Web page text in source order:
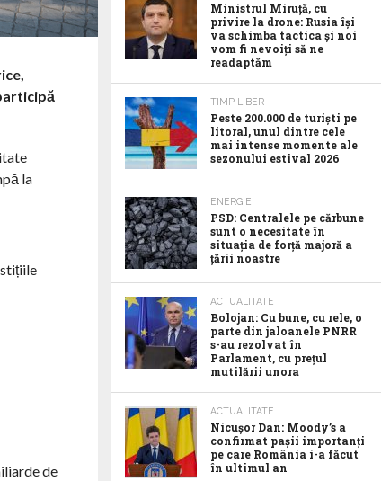
la
de
Ministrul Miruță, cu
privire la drone: Rusia își
va schimba tactica și noi
vom fi nevoiți să ne
readaptăm
TIMP LIBER
Peste 200.000 de turiști pe
litoral, unul dintre cele
mai intense momente ale
sezonului estival 2026
ENERGIE
PSD: Centralele pe cărbune
sunt o necesitate în
situația de forță majoră a
țării noastre
ACTUALITATE
Bolojan: Cu bune, cu rele, o
parte din jaloanele PNRR
s-au rezolvat în
Parlament, cu prețul
mutilării unora
ACTUALITATE
Nicușor Dan: Moody’s a
confirmat pașii importanți
pe care România i-a făcut
în ultimul an